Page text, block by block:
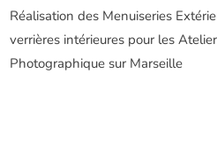
Réalisation des Menuiseries
verrières intérieures pour les
Photographique sur Marseille